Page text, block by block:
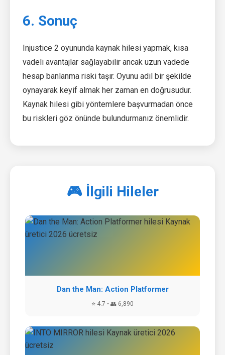
6. Sonuç
Injustice 2 oyununda kaynak hilesi yapmak, kısa
vadeli avantajlar sağlayabilir ancak uzun vadede
hesap banlanma riski taşır. Oyunu adil bir şekilde
oynayarak keyif almak her zaman en doğrusudur.
Kaynak hilesi gibi yöntemlere başvurmadan önce
bu riskleri göz önünde bulundurmanız önemlidir.
🎮 İlgili Hileler
Dan the Man: Action Platformer
⭐ 4.7 • 👥 6,890